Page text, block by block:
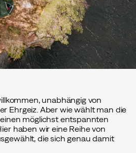
unabhängig von
Ehrgeiz. Aber wie wählt man die
möglichst entspannten
haben wir eine Reihe von
die sich genau damit